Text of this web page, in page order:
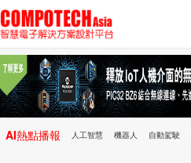
AI熱點播報 人工智慧 機器人 自動駕駛